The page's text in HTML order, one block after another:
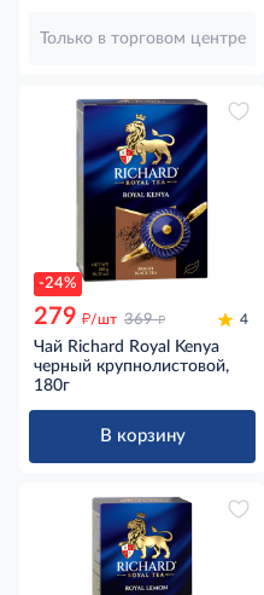
Только в торговом центре
-24%
279 д/шт 369 д 4
Чай Richard Royal Kenya
черный крупнолистовой,
180г
В корзину